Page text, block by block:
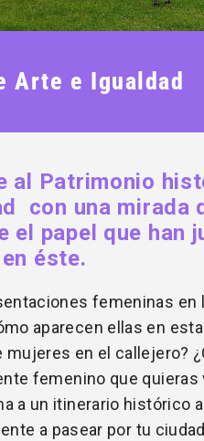
Arte e Igualdad
al Patrimonio
con una mirada
el papel que han
éste.
femeninas
aparecen ellas en
mujeres en el callejero?
femenino que
a un itinerario histórico
a pasear por tu